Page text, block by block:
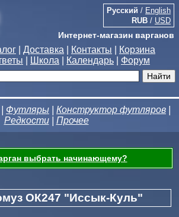
Интернет-магазин варганов
Русский / English
RUB / USD
Доставка Контакты
Корзина
Школа Календарь Форум
Футляры Конструктор футляров
Редкости| Прочее
выбрать начинающему?
ОК247 "Иссык-Куль"